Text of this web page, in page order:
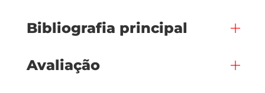
Bibliografia principal
Avaliação